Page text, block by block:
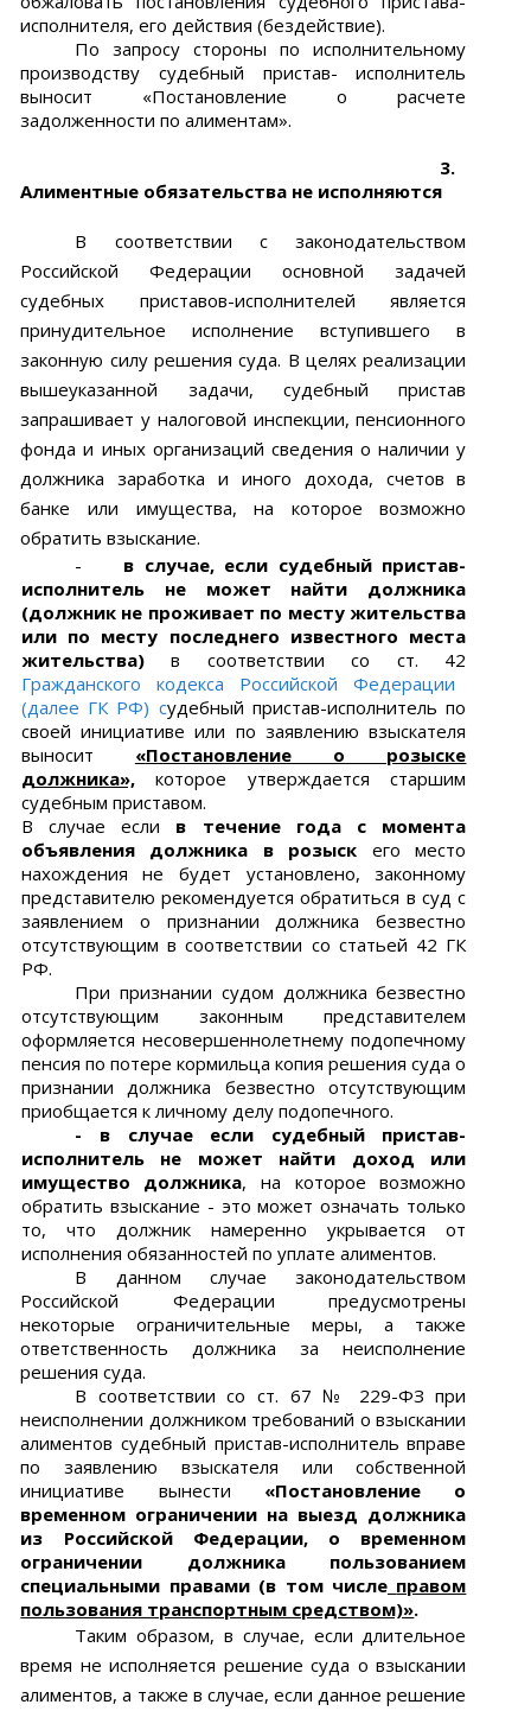
исполнителя, его действия (бездействие).
По запросу стороны по исполнительному
производству судебный пристав- исполнитель
выносит «Постановление о расчете
задолженности по алиментам».
3.
Алиментные обязательства не исполняются
В соответствии с законодательством
Российской Федерации основной задачей
судебных приставов-исполнителей является
принудительное исполнение вступившего в
законную силу решения суда. В целях реализации
вышеуказанной задачи, судебный пристав
запрашивает у налоговой инспекции, пенсионного
фонда и иных организаций сведения о наличии у
должника заработка и иного дохода, счетов в
банке или имущества, на которое возможно
обратить взыскание.
-
в случае, если судебный пристав-
исполнитель не может найти должника
(должник не проживает по месту жительства
или по месту последнего известного места
жительства)в соответствии со ст. 42
Гражданского кодекса
Российской Федерации
(далее ГК РФ) судебный пристав-исполнитель по
своей инициативе или по заявлению взыскателя
выносит «Постановление о розыске
должника»,которое утверждается старшим
судебным приставом.
В случае если в течение года с момента
объявления должника в розыск его место
нахождения не будет установлено, законному
представителю рекомендуется обратиться в суд с
заявлением о признании должника безвестно
отсутствующим в соответствии со статьей 42 ГК
РФ.
При признании судом должника безвестно
отсутствующим законным представителем
оформляется несовершеннолетнему подопечному
пенсия по потере кормильца копия решения суда о
признании должника безвестно отсутствующим
приобщается к личному делу подопечного.
- в случае если судебный пристав-
исполнитель не может найти доход или
имущество должника, на которое возможно
обратить взыскание - это может означать только
то, что должник намеренно укрывается от
исполнения обязанностей по уплате алиментов.
В данном случае законодательством
Российской Федерации предусмотрены
некоторые ограничительные меры, а также
ответственность должника за неисполнение
решения суда.
В соответствии со ст. 67 № 229-ФЗ при
неисполнении должником требований о взыскании
алиментов судебный пристав-исполнитель вправе
по заявлению взыскателя или собственной
инициативе вынести «Постановление о
временном ограничении на выезд должника
из Российской Федерации, о временном
ограничении должника пользованием
специальными правами (в том числе правом
пользования транспортным средством)».
Таким образом, в случае, если длительное
время не исполняется решение суда о взыскании
алиментов, а также в случае, если данное решение